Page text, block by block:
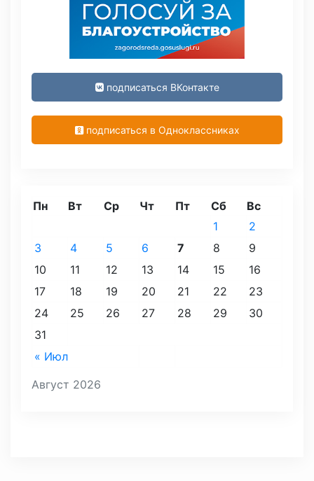
подписаться ВКонтакте
подписаться в Одноклассниках
Август 2026
Пн Вт Ср Чт Пт Сб Вс
« Июл
1
2
3
4 5 6 7 8
9
10
11 12 13 14 15
16
17
18 19 20 21 22
23
24
25 26 27 28 29
30
31